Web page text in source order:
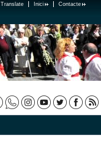
Contacte
Inici